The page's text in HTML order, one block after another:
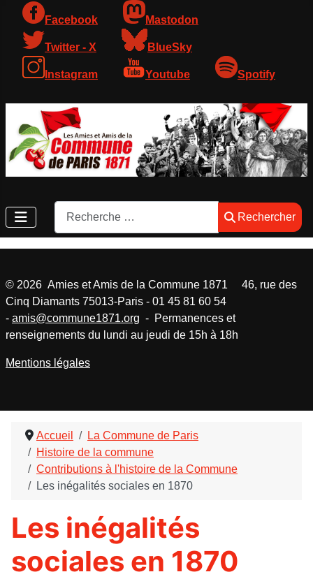
Facebook Mastodon
Twitter - X BlueSky
Instagram Youtube Spotify
Rechercher
Rechercher
Accueil
La Commune de Paris
Histoire de la commune
Contributions à l'histoire de la Commune
Les inégalités sociales en 1870
Les inégalités
sociales en 1870
© 2026 Amies et Amis de la Commune 1871 46, rue des
Cinq Diamants 75013-Paris - 01 45 81 60 54
- amis@commune1871.org - Permanences et
renseignements du lundi au jeudi de 15h à 18h
Mentions légales